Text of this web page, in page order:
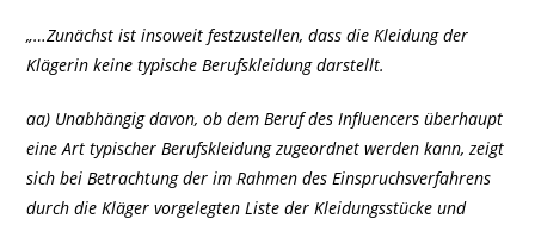
„…Zunächst ist insoweit festzustellen, dass die Kleidung der
Klägerin keine typische Berufskleidung darstellt.
aa) Unabhängig davon, ob dem Beruf des Influencers überhaupt
eine Art typischer Berufskleidung zugeordnet werden kann, zeigt
sich bei Betrachtung der im Rahmen des Einspruchsverfahrens
durch die Kläger vorgelegten Liste der Kleidungsstücke und